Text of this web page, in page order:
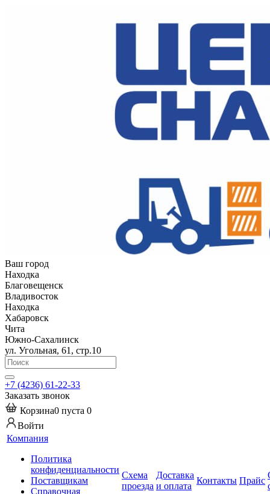
Ваш город
Находка
Благовещенск
Владивосток
Находка
Хабаровск
Чита
Южно-Сахалинск
ул. Угольная, 61, стр.10
+7 (4236) 61-22-33
Заказать звонок
Корзина0 пуста 0
Войти
Компания
Политика
конфиденциальности
Поставщикам
Справочная
Схема
проезда
Доставка
и оплата
Контакты Прайс